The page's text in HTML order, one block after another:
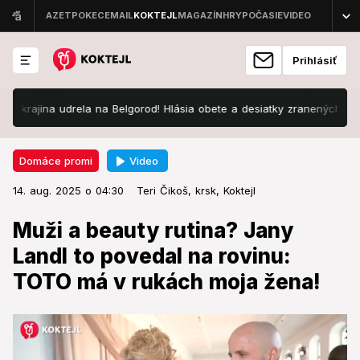
Prihlásiť
udrela na Belgorod! Hlásia obete a desiatky zranených V
Domáce promi Video
14. aug. 2025 o 04:30 Teri Čikoš, krsk, Koktejl
Muži a beauty rutina? Jany
Landl to povedal na rovinu:
TOTO má v rukách moja žena!
Domáce promi 14. aug. 2025 o 04:30
Muži a beauty rutina? Jany Landl
to povedal na rovinu: TOTO má v
rukách moja žena!
Jeho odpoveď vás pobaví.